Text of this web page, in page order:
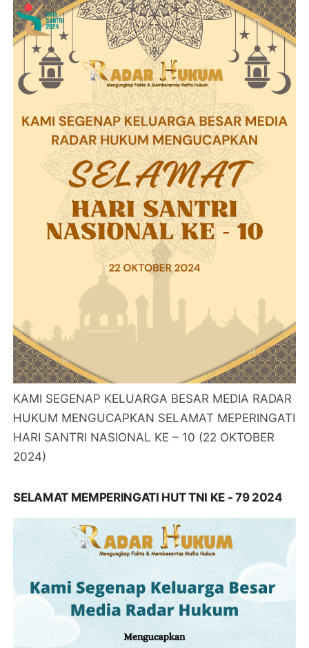
KAMI SEGENAP KELUARGA BESAR MEDIA RADAR
HUKUM MENGUCAPKAN SELAMAT MEPERINGATI
HARI SANTRI NASIONAL KE – 10 (22 OKTOBER
2024)
SELAMAT MEMPERINGATI HUT TNI KE - 79 2024